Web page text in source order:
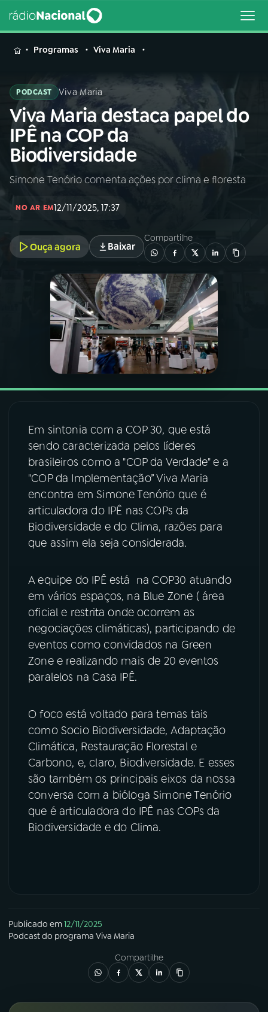
MENU
Buscar
na
Rádio
Nacional
Buscar
AO VIVO
02A RÁDIO
PROGRAMAÇÃO
PROGRAMAS
PODCASTS
ÚLTIMAS
08FESTIVAL DE MÚSICA
ACOMPANHE A RÁDIO NACIONAL
Instagram
TikTok
Programas Viva Maria
PODCAST Viva Maria
Viva Maria destaca papel do
IPÊ na COP da
Biodiversidade
Simone Tenório comenta ações por clima e floresta
NO AR EM12/11/2025, 17:37
Ouça agora Baixar
Compartilhe
Em sintonia com a COP 30, que está
sendo caracterizada pelos líderes
brasileiros como a "COP da Verdade" e a
"COP da Implementação” Viva Maria
encontra em Simone Tenório que é
articuladora do IPÊ nas COPs da
Biodiversidade e do Clima, razões para
que assim ela seja considerada.
A equipe do IPÊ está na COP30 atuando
em vários espaços, na Blue Zone ( área
oficial e restrita onde ocorrem as
negociações climáticas), participando de
eventos como convidados na Green
Zone e realizando mais de 20 eventos
paralelos na Casa IPÊ.
O foco está voltado para temas tais
como Socio Biodiversidade, Adaptação
Climática, Restauração Florestal e
Carbono, e, claro, Biodiversidade. E esses
são também os principais eixos da nossa
conversa com a bióloga Simone Tenório
que é articuladora do IPÊ nas COPs da
Biodiversidade e do Clima.
Publicado em12/11/2025
Podcastdo programa Viva Maria
Compartilhe